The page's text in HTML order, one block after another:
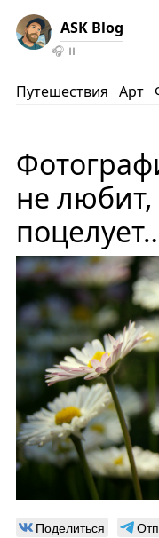
ASK Blog
🎧 ⏸️
Путешествия Арт
не
Поделиться